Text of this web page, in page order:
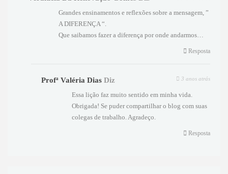
Grandes ensinamentos e reflexões sobre a mensagem, ”
A DIFERENÇA “.
Que saibamos fazer a diferença por onde andarmos…
Resposta
Profª Valéria Dias Diz 3 anos atrás
Essa lição faz muito sentido em minha vida.
Obrigada! Se puder compartilhar o blog com suas
colegas de trabalho. Agradeço.
Resposta